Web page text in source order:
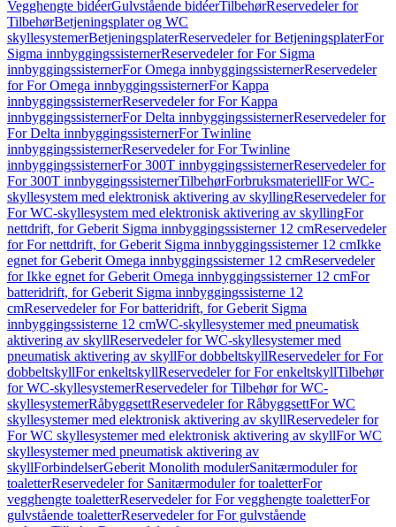
Vegghengte bidéerGulvstående bidéerTilbehørReservedeler for
TilbehørBetjeningsplater og WC
skyllesystemerBetjeningsplaterReservedeler for BetjeningsplaterFor
Sigma innbyggingssisternerReservedeler for For Sigma
innbyggingssisternerFor Omega innbyggingssisternerReservedeler
for For Omega innbyggingssisternerFor Kappa
innbyggingssisternerReservedeler for For Kappa
innbyggingssisternerFor Delta innbyggingssisternerReservedeler for
For Delta innbyggingssisternerFor Twinline
innbyggingssisternerReservedeler for For Twinline
innbyggingssisternerFor 300T innbyggingssisternerReservedeler for
For 300T innbyggingssisternerTilbehørForbruksmateriellFor WC-
skyllesystem med elektronisk aktivering av skyllingReservedeler for
For WC-skyllesystem med elektronisk aktivering av skyllingFor
nettdrift, for Geberit Sigma innbyggingssisterner 12 cmReservedeler
for For nettdrift, for Geberit Sigma innbyggingssisterner 12 cmIkke
egnet for Geberit Omega innbyggingssisterner 12 cmReservedeler
for Ikke egnet for Geberit Omega innbyggingssisterner 12 cmFor
batteridrift, for Geberit Sigma innbyggingssisterne 12
cmReservedeler for For batteridrift, for Geberit Sigma
innbyggingssisterne 12 cmWC-skyllesystemer med pneumatisk
aktivering av skyllReservedeler for WC-skyllesystemer med
pneumatisk aktivering av skyllFor dobbeltskyllReservedeler for For
dobbeltskyllFor enkeltskyllReservedeler for For enkeltskyllTilbehør
for WC-skyllesystemerReservedeler for Tilbehør for WC-
skyllesystemerRåbyggsettReservedeler for RåbyggsettFor WC
skyllesystemer med elektronisk aktivering av skyllReservedeler for
For WC skyllesystemer med elektronisk aktivering av skyllFor WC
skyllesystemer med pneumatisk aktivering av
skyllForbindelserGeberit Monolith modulerSanitærmoduler for
toaletterReservedeler for Sanitærmoduler for toaletterFor
vegghengte toaletterReservedeler for For vegghengte toaletterFor
gulvstående toaletterReservedeler for For gulvstående